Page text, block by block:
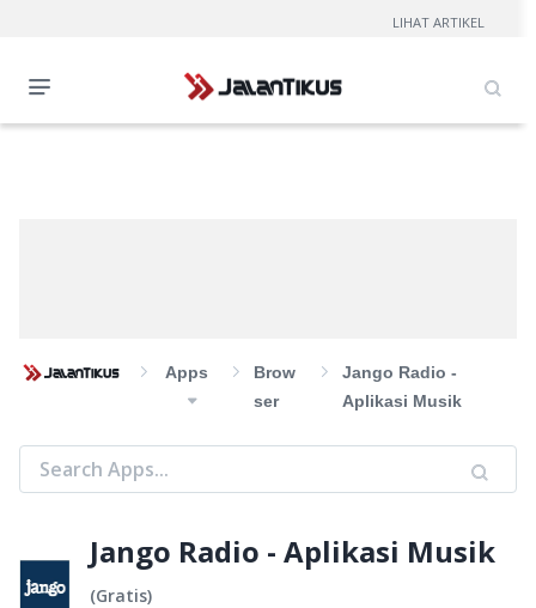
Apps
Brow
Ser
Jango Radio -
Aplikasi Musik
Jango Radio - Aplikasi Musik
(Gratis)
LIHAT ARTIKEL